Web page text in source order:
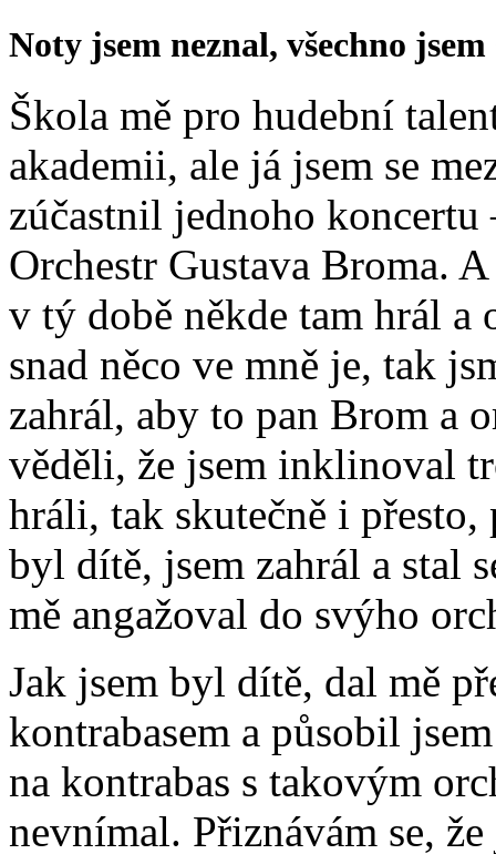
Noty jsem neznal, všechno
Škola mě pro hudební
akademii, ale já jsem se
zúčastnil jednoho
Orchestr Gustava Broma.
v tý době někde tam hrál a
snad něco ve mně je, tak
zahrál, aby to pan Brom a
věděli, že jsem inklinoval
hráli, tak skutečně i
byl dítě, jsem zahrál a stal
mě angažoval do svýho
Jak jsem byl dítě, dal mě
kontrabasem a působil
na kontrabas s takovým
nevnímal. Přiznávám se,